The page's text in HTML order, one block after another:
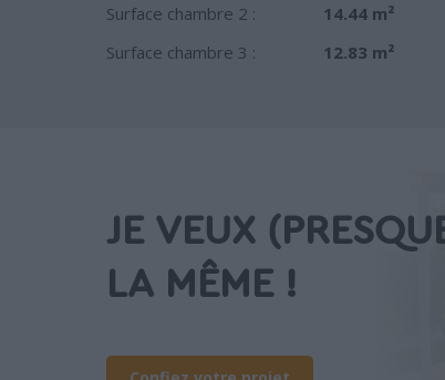
Surface chambre 2 :
14.44 m²
Surface chambre 3 :
12.83 m²
JE VEUX
LA MÊME !